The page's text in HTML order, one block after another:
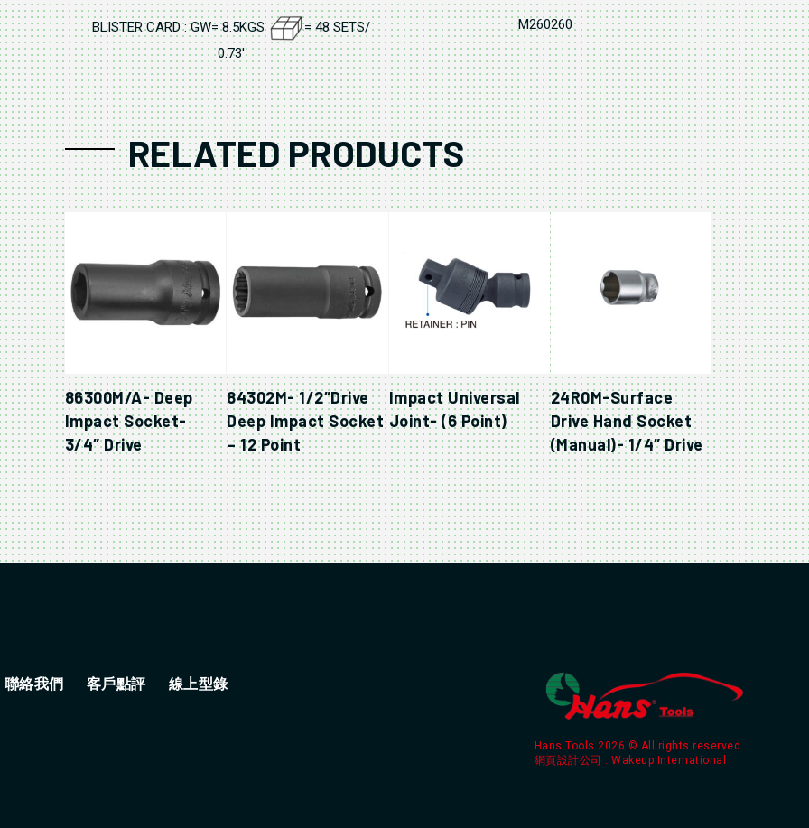
BLISTER CARD : GW= 8.5KGS
= 48 SETS/
0.73'
M260260
RELATED PRODUCTS
86300M/A- Deep
Impact Socket-
3/4″ Drive
84302M- 1/2″Drive
Deep Impact Socket
– 12 Point
Impact Universal
Joint- (6 Point)
24R0M-Surface
Drive Hand Socket
(Manual)- 1/4″ Drive
聯絡我們 客戶點評 線上型錄
Hans Tools 2026 © All rights reserved.
網頁設計公司 : Wakeup International